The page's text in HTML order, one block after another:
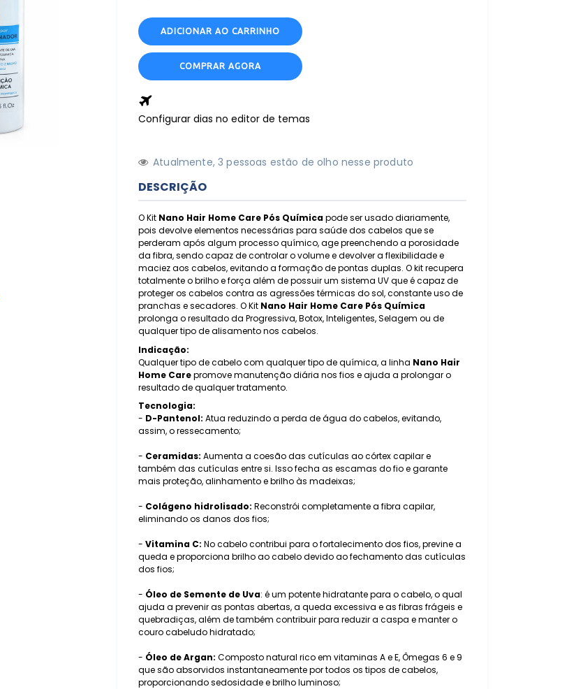
ADICIONAR AO CARRINHO
COMPRAR AGORA
Configurar dias no editor de temas
Atualmente,3 pessoas estão de olho nesse produto
DESCRIÇÃO
O Kit Nano Hair Home Care Pós Químicapode ser usado diariamente,
pois devolve elementos necessárias para saúde dos cabelos que se
perderam após algum processo químico, age preenchendo a porosidade
da fibra, sendo capaz de controlar o volume e devolver a flexibilidade e
maciez aos cabelos, evitando a formação de pontas duplas. O kit recupera
totalmente o brilho e força além de possuir um sistema UV que é capaz de
proteger os cabelos contra as agressões térmicas do sol, constante uso de
pranchas e secadores. O Kit Nano Hair Home Care Pós Química
prolonga o resultado da Progressiva, Botox, Inteligentes, Selagem ou de
qualquer tipo de alisamento nos cabelos.
Indicação:
Qualquer tipo de cabelo com qualquer tipo de química, a linha Nano Hair
Home Carepromove manutenção diária nos fios e ajuda a prolongar o
resultado de qualquer tratamento.
Tecnologia:
- D-Pantenol: Atua reduzindo a perda de água do cabelos, evitando,
assim, o ressecamento;
- Ceramidas: Aumenta a coesão das cutículas ao córtex capilar e
também das cutículas entre si. Isso fecha as escamas do fio e garante
mais proteção, alinhamento e brilho às madeixas;
- Colágeno hidrolisado: Reconstrói completamente a fibra capilar,
eliminando os danos dos fios;
- Vitamina C: No cabelo contribui para o fortalecimento dos fios, previne a
queda e proporciona brilho ao cabelo devido ao fechamento das cutículas
dos fios;
- Óleo de Semente de Uva: é um potente hidratante para o cabelo, o qual
ajuda a prevenir as pontas abertas, a queda excessiva e as fibras frágeis e
quebradiças, além de também contribuir para reduzir a caspa e manter o
couro cabeludo hidratado;
- Óleo de Argan: Composto natural rico em vitaminas A e E, Ômegas 6 e 9
que são absorvidos instantaneamente por todos os tipos de cabelos,
proporcionando sedosidade e brilho luminoso;